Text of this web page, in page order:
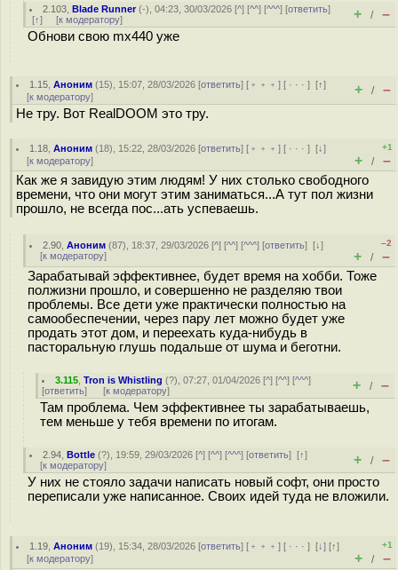
2.103 ,Blade Runner(-), 04:23, 30/03/2026 [^] [^^] [^^^] [ответить]
[↑] [к модератору] + / –
Обнови свою mx440 уже
1.15 ,Аноним (15), 15:07, 28/03/2026 [ответить] [ ﹢﹢﹢] [ · · ·][↑]
[к модератору] + / –
Не тру. Вот RealDOOM это тру.
1.18 ,Аноним (18), 15:22, 28/03/2026 [ответить] [ ﹢﹢﹢] [ · · ·][↓]
[к модератору]
+1
+ / –
Как же я завидую этим людям! У них столько свободного
времени, что они могут этим заниматься...А тут пол жизни
прошло, не всегда пос...ать успеваешь.
2.90 ,Аноним (87), 18:37, 29/03/2026 [^] [^^] [^^^] [ответить][↓]
[к модератору]
–2
+ / –
Зарабатывай эффективнее, будет время на хобби. Тоже
полжизни прошло, и совершенно не разделяю твои
проблемы. Все дети уже практически полностью на
самообеспечении, через пару лет можно будет уже
продать этот дом, и переехать куда-нибудь в
пасторальную глушь подальше от шума и беготни.
3.115 ,Tron is Whistling (?), 07:27, 01/04/2026 [^] [^^] [^^^]
[ответить] [к модератору] + / –
Там проблема. Чем эффективнее ты зарабатываешь,
тем меньше у тебя времени по итогам.
2.94 ,Bottle (?), 19:59, 29/03/2026 [^] [^^] [^^^] [ответить][↑]
[к модератору] + / –
У них не стояло задачи написать новый софт, они просто
переписали уже написанное. Своих идей туда не вложили.
1.19 ,Аноним (19), 15:34, 28/03/2026 [ответить] [ ﹢﹢﹢] [ · · ·][↓] [↑]
[к модератору]
+1
+ / –